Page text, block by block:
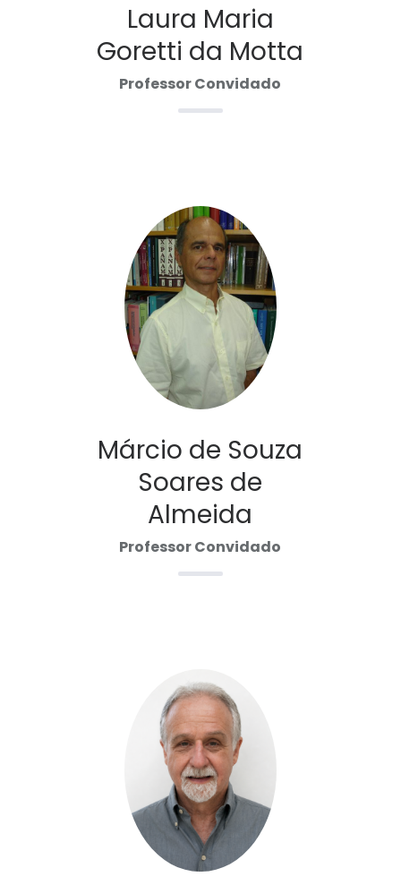
Laura Maria
Goretti da Motta
Professor Convidado
Márcio de Souza
Soares de
Almeida
Professor Convidado